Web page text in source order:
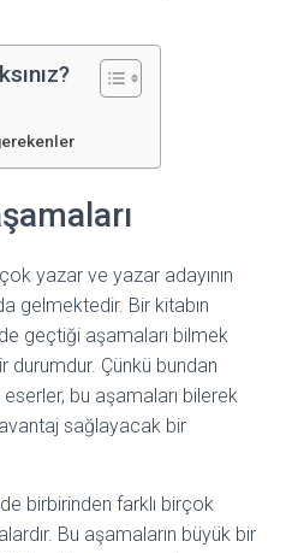
yazar ve yazar adayının
gelmektedir. Bir kitabın
geçtiği aşamaları bilmek
durumdur. Çünkü bundan
bu aşamaları bilerek
sağlayacak bir
birbirinden farklı birçok
Bu aşamaların büyük bir